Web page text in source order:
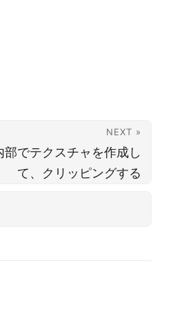
NEXT »
でテクスチャを作成し
て、クリッピングする